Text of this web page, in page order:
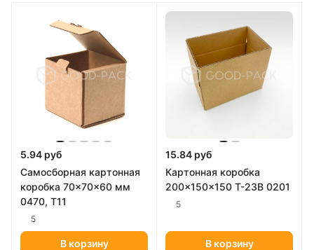
5.94 руб
Самосборная картонная
коробка 70x70x60 мм
0470, Т11
5
В корзину
15.84 руб
Картонная коробка
200x150x150 Т-23В 0201
5
В корзину